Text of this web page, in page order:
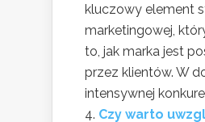
kluczowy element
marketingowej,
to, jak marka jest
przez klientów. W
intensywnej
Czy warto